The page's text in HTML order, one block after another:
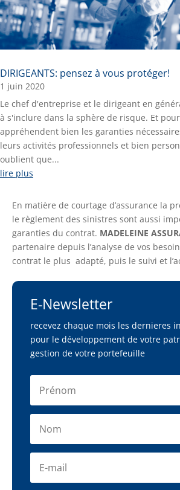
DIRIGEANTS: pensez à vous protéger!
1 juin 2020
Le chef d'entreprise et le dirigeant en
à s'inclure dans la sphère de risque. Et
appréhendent bien les garanties
leurs activités professionnels et bien
oublient que...
lire plus
En matière de courtage d’assurance la
le règlement des sinistres sont aussi
garanties du contrat. MADELEINE
partenaire depuis l’analyse de vos
contrat le plus adapté, puis le suivi et
E-Newsletter
recevez chaque mois les dernieres
pour le développement de votre
gestion de votre portefeuille